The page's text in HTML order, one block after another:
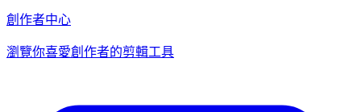
創作者中心
瀏覽你喜愛創作者的剪輯工具